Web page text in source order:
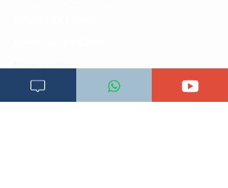
Malalamiko ya mteja